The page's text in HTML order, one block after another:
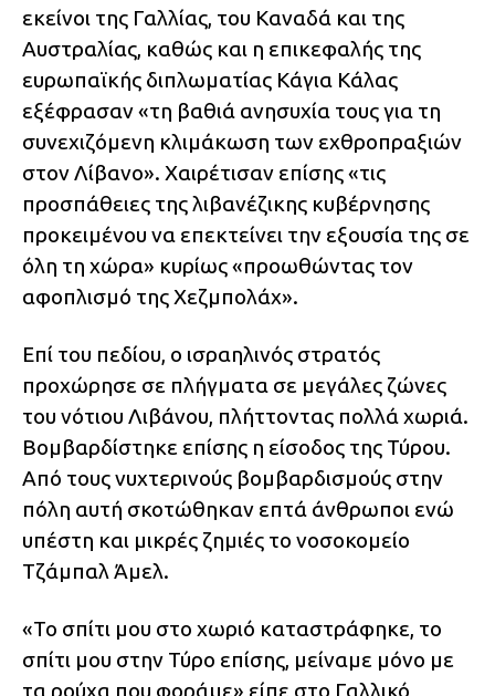
εκείνοι της Γαλλίας, του Καναδά και της
Αυστραλίας, καθώς και η επικεφαλής της
ευρωπαϊκής διπλωματίας Κάγια Κάλας
εξέφρασαν «τη βαθιά ανησυχία τους για τη
συνεχιζόμενη κλιμάκωση των εχθροπραξιών
στον Λίβανο». Χαιρέτισαν επίσης «τις
προσπάθειες της λιβανέζικης κυβέρνησης
προκειμένου να επεκτείνει την εξουσία της σε
όλη τη χώρα» κυρίως «προωθώντας τον
αφοπλισμό της Χεζμπολάχ».
Επί του πεδίου, ο ισραηλινός στρατός
προχώρησε σε πλήγματα σε μεγάλες ζώνες
του νότιου Λιβάνου, πλήττοντας πολλά χωριά.
Βομβαρδίστηκε επίσης η είσοδος της Τύρου.
Από τους νυχτερινούς βομβαρδισμούς στην
πόλη αυτή σκοτώθηκαν επτά άνθρωποι ενώ
υπέστη και μικρές ζημιές το νοσοκομείο
Τζάμπαλ Άμελ.
«Το σπίτι μου στο χωριό καταστράφηκε, το
σπίτι μου στην Τύρο επίσης, μείναμε μόνο με
τα ρούχα που φοράμε» είπε στο Γαλλικό